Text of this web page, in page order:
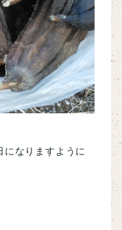
なりますように